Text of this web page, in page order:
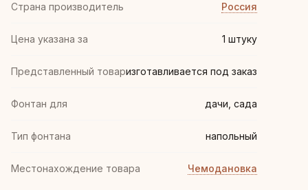
Страна производитель Россия
Цена указана за 1 штуку
Представленный товаризготавливается под заказ
Фонтан для дачи, сада
Тип фонтана напольный
Местонахождение товара Чемодановка